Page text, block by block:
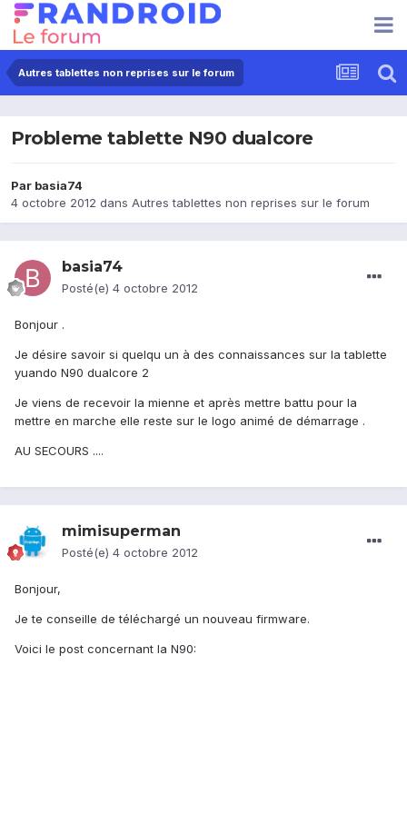
Autres tablettes non reprises sur le forum
Probleme tablette N90 dualcore
Par basia74
4 octobre 2012 dans Autres tablettes non reprises sur le forum
basia74
Posté(e) 4 octobre 2012
Bonjour .
Je désire savoir si quelqu un à des connaissances sur la tablette
yuando N90 dualcore 2
Je viens de recevoir la mienne et après mettre battu pour la
mettre en marche elle reste sur le logo animé de démarrage .
AU SECOURS ....
mimisuperman
Posté(e) 4 octobre 2012
Bonjour,
Je te conseille de téléchargé un nouveau firmware.
Voici le post concernant la N90: